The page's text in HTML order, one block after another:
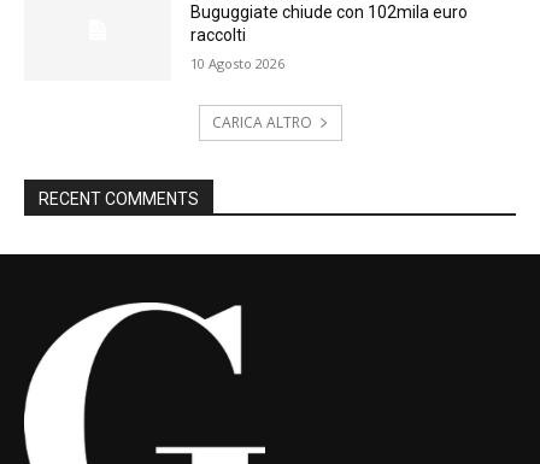
Buguggiate chiude con 102mila euro
raccolti
10 Agosto 2026
CARICA ALTRO
RECENT COMMENTS